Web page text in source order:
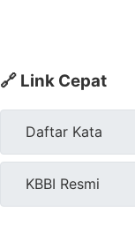
🔗 Link Cepat
Daftar Kata
KBBI Resmi